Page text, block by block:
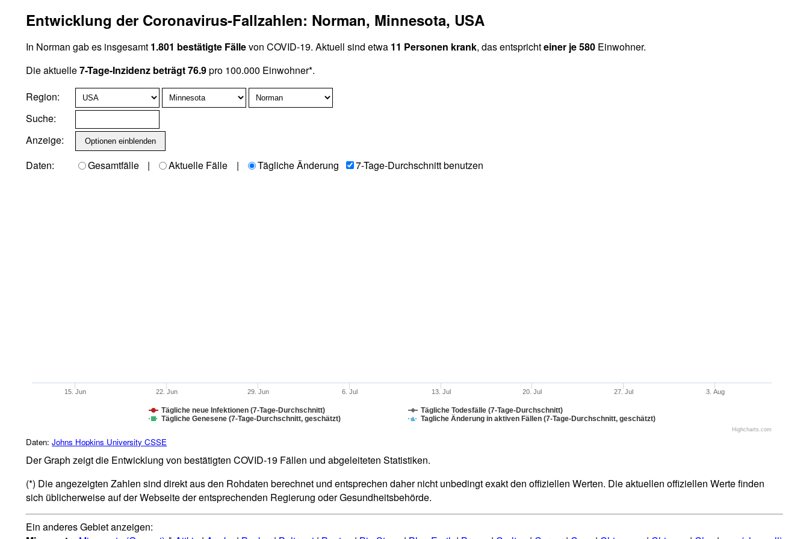
Entwicklung der Coronavirus-Fallzahlen: Norman, Minnesota, USA
In Norman gab es insgesamt 1.801 bestätigte Fällevon COVID-19. Aktuell sind etwa 11 Personen krank, das entsprichteiner je 580 Einwohner.
Die aktuelle7-Tage-Inzidenz beträgt 76.9pro 100.000 Einwohner*.
Region:
Suche:
Anzeige:
Daten:
Gesamtfälle | Aktuelle Fälle | Tägliche Änderung 7-Tage-Durchschnitt benutzen
Tägliche neue Infektionen (7-Tage-Durchschnitt)
Tägliche Todesfälle (7-Tage-Durchschnitt)
Tägliche Genesene (7-Tage-Durchschnitt, geschätzt)
Tagliche Änderung in aktiven Fällen (7-Tage-Durchschnitt, geschätzt)
15. Jun 22. Jun 29. Jun 6. Jul 13. Jul 20. Jul 27. Jul 3. Aug
Highcharts.com
Daten:Johns Hopkins University CSSE
Der Graph zeigt die Entwicklung von bestätigten COVID-19 Fällen und abgeleiteten Statistiken.
(*) Die angezeigten Zahlen sind direkt aus den Rohdaten berechnet und entsprechen daher nicht unbedingt exakt den offiziellen Werten. Die aktuellen offiziellen Werte finden
sich üblicherweise auf der Webseite der entsprechenden Regierung oder Gesundheitsbehörde.
Ein anderes Gebiet anzeigen: